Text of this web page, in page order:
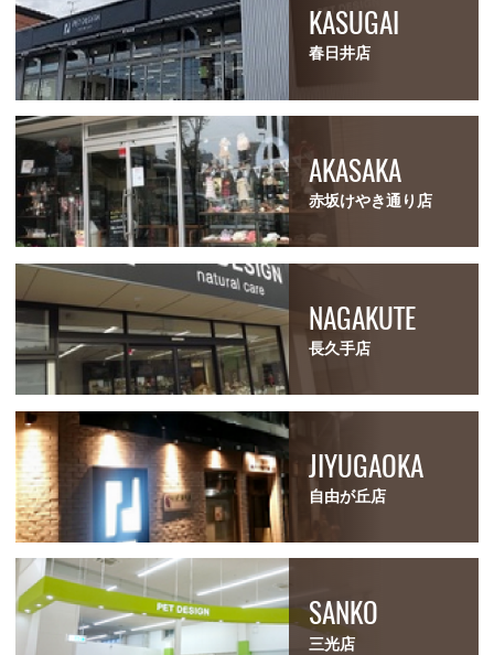
KASUGAI
春日井店
AKASAKA
赤坂けやき通り店
NAGAKUTE
長久手店
JIYUGAOKA
自由が丘店
SANKO
三光店